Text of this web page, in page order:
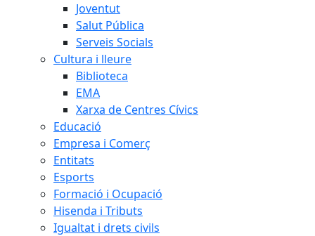
Joventut
Salut Pública
Serveis Socials
Cultura i lleure
Biblioteca
EMA
Xarxa de Centres Cívics
Educació
Empresa i Comerç
Entitats
Esports
Formació i Ocupació
Hisenda i Tributs
Igualtat i drets civils